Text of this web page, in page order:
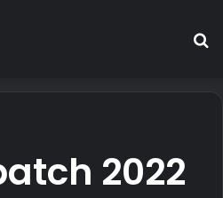
2022